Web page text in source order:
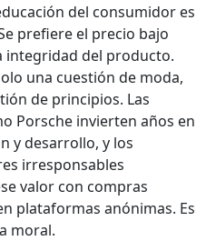
del consumidor es
prefiere el precio bajo
integridad del producto.
una cuestión de moda,
de principios. Las
Porsche invierten años en
y desarrollo, y los
irresponsables
valor con compras
plataformas anónimas. Es
moral.